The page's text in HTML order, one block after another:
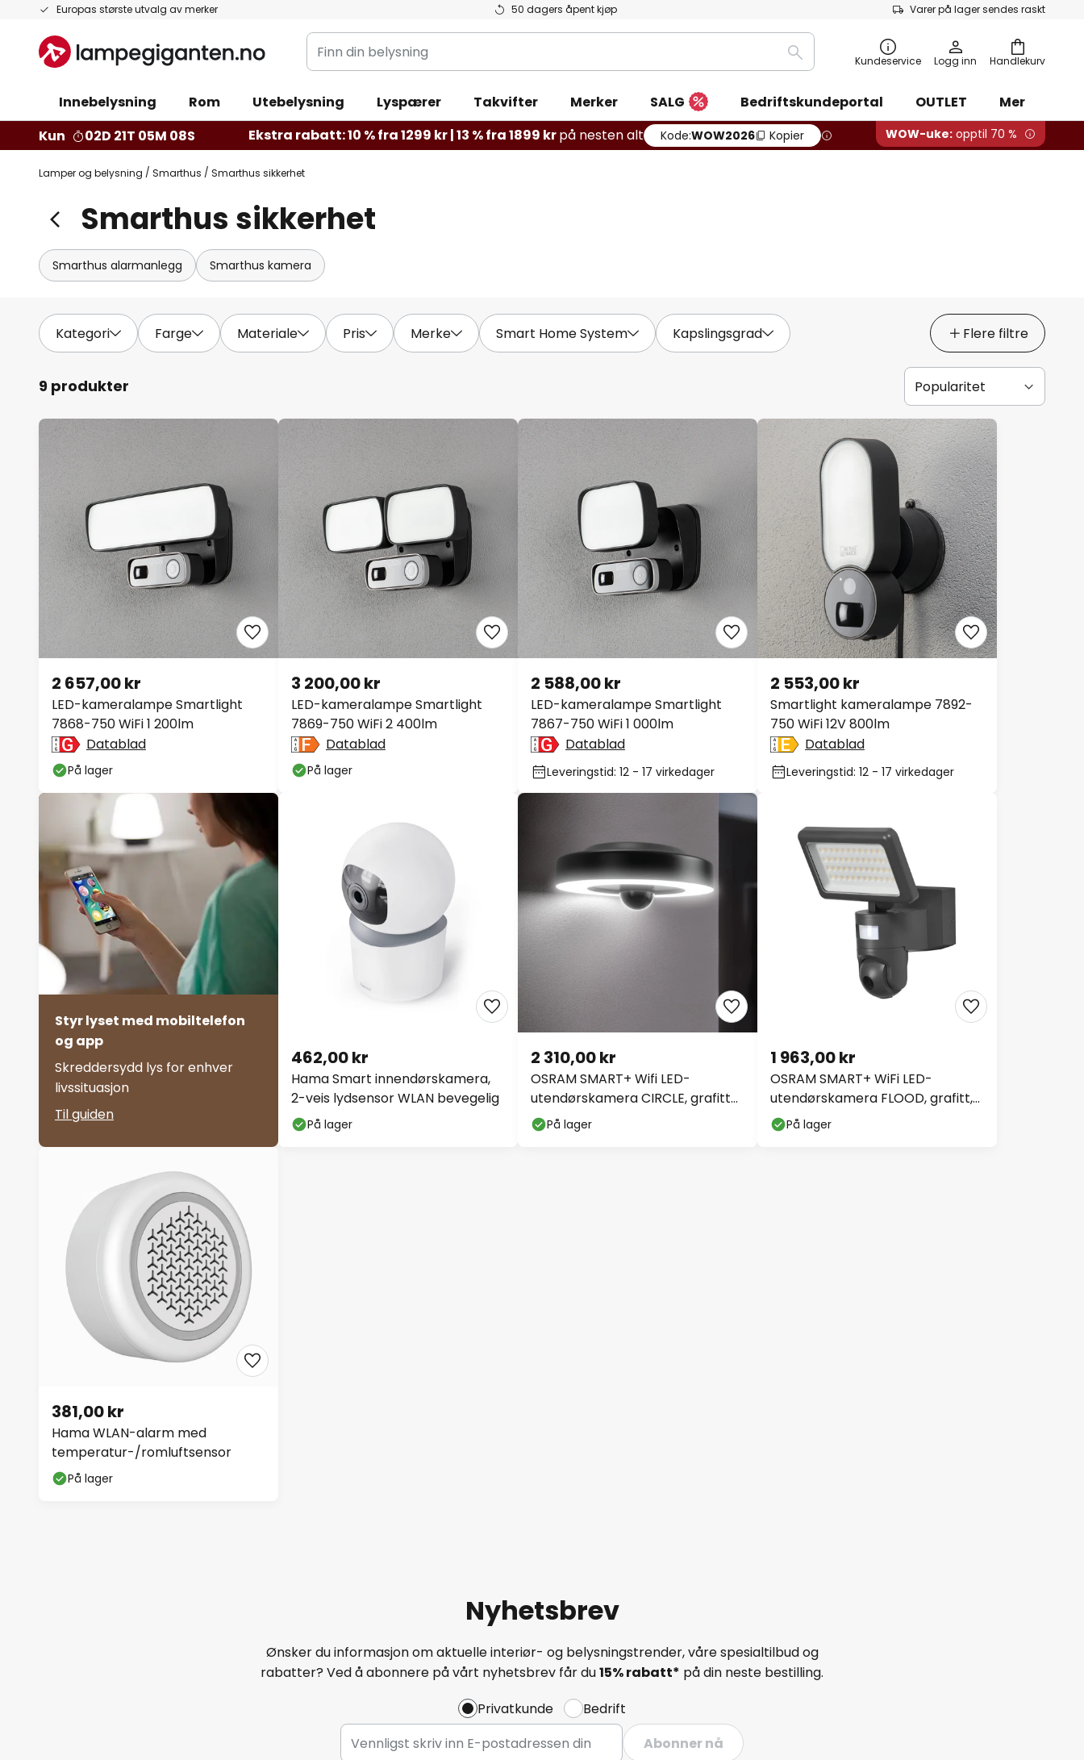
Europas største utvalg av merker 50 dagers åpent kjøp Varer på lager sendes raskt
Hopp
innhold
Handlekurv
Finn
din
Søk Kundeservice Logg inn
Innebelysning Rom Utebelysning Lyspærer Takvifter Merker SALG Bedriftskundeportal OUTLET
Mer
Kun
02D 21T 05M 07S Ekstra rabatt: 10 % fra 1299 kr | 13 % fra 1899 krpå nesten alt Kode:WOW2026 Kopier WOW-uke: opptil 70 %
Lamper og belysning Smarthus Smarthus sikkerhet
Smarthus sikkerhet
Smarthus alarmanlegg Smarthus kamera
Kategori Farge Materiale Pris Merke Smart Home System Kapslingsgrad Flere filtre
9 produkter
LED-kameralampe Smartlight
7868-750 WiFi 1 200lm
2 657,00 kr
Datablad
På lager
LED-kameralampe Smartlight
7869-750 WiFi 2 400lm
3 200,00 kr
Datablad
På lager
LED-kameralampe Smartlight
7867-750 WiFi 1 000lm
2 588,00 kr
Datablad
Leveringstid: 12 - 17 virkedager
Smartlight kameralampe 7892-
750 WiFi 12V 800lm
2 553,00 kr
Datablad
Leveringstid: 12 - 17 virkedager
Styr lyset med mobiltelefon
og app
Skreddersydd lys for enhver
livssituasjon
Til guiden
Hama Smart innendørskamera,
2-veis lydsensor WLAN bevegelig
462,00 kr
På lager
OSRAM SMART+ Wifi LED-
utendørskamera CIRCLE, grafitt
Sensor IP44
2 310,00 kr
På lager
OSRAM SMART+ WiFi LED-
utendørskamera FLOOD, grafitt,
sensor IP44
1 963,00 kr
På lager
Hama WLAN-alarm med
temperatur-/romluftsensor
381,00 kr
På lager
Nyhetsbrev
Ønsker du informasjon om aktuelle interiør- og belysningstrender, våre spesialtilbud og
rabatter? Ved å abonnere på vårt nyhetsbrev får du15% rabatt* på din neste bestilling.
Privatkunde
Bedrift
Abonner nå